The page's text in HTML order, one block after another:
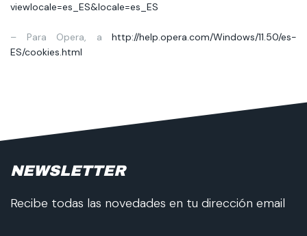
viewlocale=es_ES&locale=es_ES
– Para Opera, a http://help.opera.com/Windows/11.50/es-
ES/cookies.html
NEWSLETTER
Recibe todas las novedades en tu dirección email